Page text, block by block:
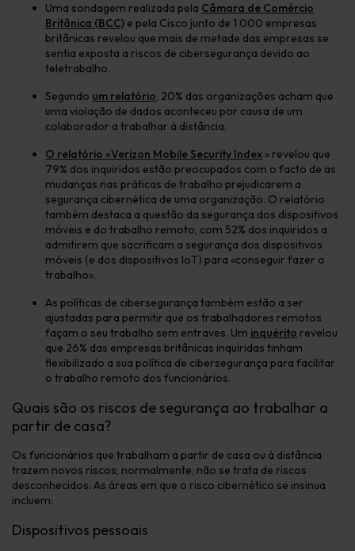
Uma sondagem realizada pela Câmara de Comércio
Britânica (BCC) e pela Cisco junto de 1 000 empresas
britânicas revelou que mais de metade das empresas se
sentia exposta a riscos de cibersegurança devido ao
teletrabalho.
Segundo um relatório, 20% das organizações acham que
uma violação de dados aconteceu por causa de um
colaborador a trabalhar à distância.
O relatório «Verizon Mobile Security Index » revelou que
79% dos inquiridos estão preocupados com o facto de as
mudanças nas práticas de trabalho prejudicarem a
segurança cibernética de uma organização. O relatório
também destaca a questão da segurança dos dispositivos
móveis e do trabalho remoto, com 52% dos inquiridos a
admitirem que sacrificam a segurança dos dispositivos
móveis (e dos dispositivos IoT) para «conseguir fazer o
trabalho».
As políticas de cibersegurança também estão a ser
ajustadas para permitir que os trabalhadores remotos
façam o seu trabalho sem entraves. Um inquérito revelou
que 26% das empresas britânicas inquiridas tinham
flexibilizado a sua política de cibersegurança para facilitar
o trabalho remoto dos funcionários.
Quais são os riscos de segurança ao trabalhar a
partir de casa?
Os funcionários que trabalham a partir de casa ou à distância
trazem novos riscos; normalmente, não se trata de riscos
desconhecidos. As áreas em que o risco cibernético se insinua
incluem:
Dispositivos pessoais